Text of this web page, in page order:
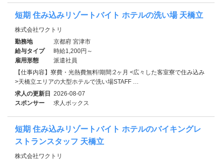
短期 住み込みリゾートバイト ホテルの洗い場 天橋立
株式会社ワクトリ
勤務地
京都府 宮津市
給与タイプ
時給1,200円～
雇用形態
派遣社員
【仕事内容】寮費・光熱費無料!期間:2ヶ月 <広々した客室寮で住み込み
>天橋立エリアの大型ホテルで洗い場STAFF …
求人の更新日 2026-08-07
スポンサー
求人ボックス
短期 住み込みリゾートバイト ホテルのバイキングレ
ストランスタッフ 天橋立
株式会社ワクトリ